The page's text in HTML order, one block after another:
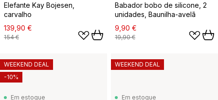
Elefante Kay Bojesen,
carvalho
139,90 €
154 €
Babador bobo de silicone, 2
unidades, Baunilha-avelã
9,90 €
19,90 €
Em estoque
WEEKEND DEAL
-10%
Em estoque
WEEKEND DEAL